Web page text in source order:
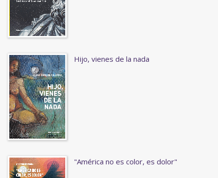
Hijo, vienes de la nada
"América no es color, es dolor"